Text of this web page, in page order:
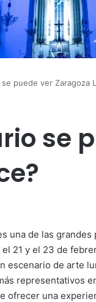
puede ver Zaragoza
se
una de las
21 y el 23 de
escenario de arte
representativos
ofrecer una